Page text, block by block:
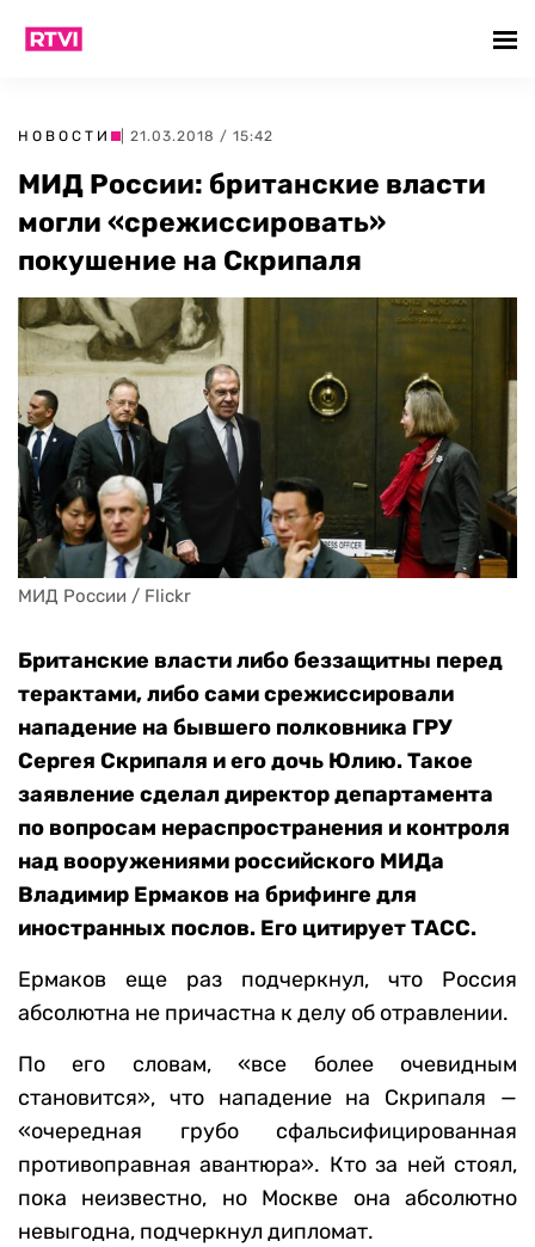
НОВОСТИ | 21.03.2018 / 15:42
МИД России: британские власти
могли «срежиссировать»
покушение на Скрипаля
МИД России / Flickr
Британские власти либо беззащитны перед
терактами, либо сами срежиссировали
нападение на бывшего полковника ГРУ
Сергея Скрипаля и его дочь Юлию. Такое
заявление сделал директор департамента
по вопросам нераспространения и контроля
над вооружениями российского МИДа
Владимир Ермаков на брифинге для
иностранных послов. Его цитирует ТАСС.
Ермаков еще раз подчеркнул, что Россия
абсолютна не причастна к делу об отравлении.
По его словам, «все более очевидным
становится», что нападение на Скрипаля —
«очередная грубо сфальсифицированная
противоправная авантюра». Кто за ней стоял,
пока неизвестно, но Москве она абсолютно
невыгодна, подчеркнул дипломат.